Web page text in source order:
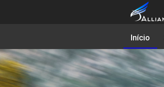
Início